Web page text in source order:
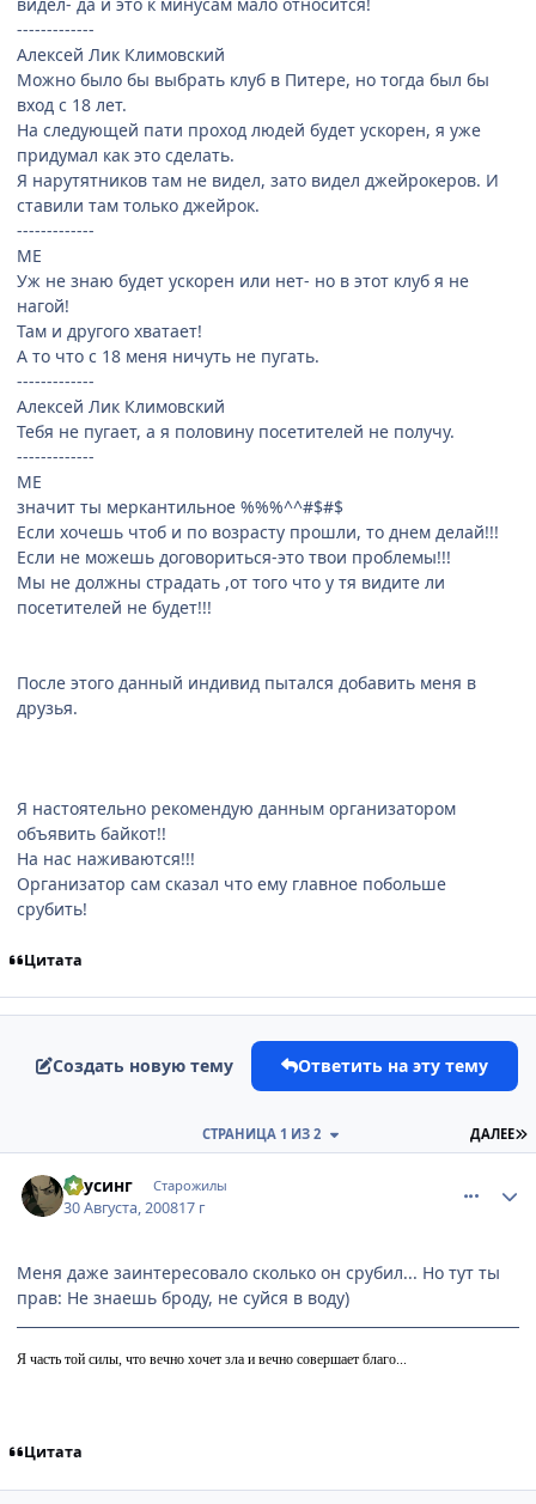
-------------
Алексей Лик Климовский
Можно было бы выбрать клуб в Питере, но тогда был бы
вход с 18 лет.
На следующей пати проход людей будет ускорен, я уже
придумал как это сделать.
Я нарутятников там не видел, зато видел джейрокеров. И
ставили там только джейрок.
-------------
ME
Уж не знаю будет ускорен или нет- но в этот клуб я не
нагой!
Там и другого хватает!
А то что с 18 меня ничуть не пугать.
-------------
Алексей Лик Климовский
Тебя не пугает, а я половину посетителей не получу.
-------------
ME
значит ты меркантильное %%%^^#$#$
Если хочешь чтоб и по возрасту прошли, то днем делай!!!
Если не можешь договориться-это твои проблемы!!!
Мы не должны страдать ,от того что у тя видите ли
посетителей не будет!!!
После этого данный индивид пытался добавить меня в
друзья.
Я настоятельно рекомендую данным организатором
объявить байкот!!
На нас наживаются!!!
Организатор сам сказал что ему главное побольше
срубить!
Цитата
Создать новую тему Ответить на эту тему
ДАЛЕЕ
СТРАНИЦА 1 ИЗ 2
Каусинг Старожилы
30 Августа, 200817 г
Меня даже заинтересовало сколько он срубил... Но тут ты
прав: Не знаешь броду, не суйся в воду)
Я часть той силы, что вечно хочет зла и вечно совершает благо...
Цитата